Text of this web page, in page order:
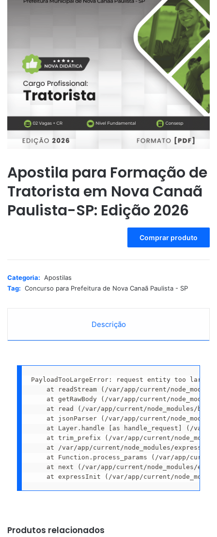
Apostila para Formação de
Tratorista em Nova Canaã
Paulista-SP: Edição 2026
Comprar produto
Categoria: Apostilas
Tag: Concurso para Prefeitura de Nova Canaã Paulista - SP
Descrição
PayloadTooLargeError: request entity too large
at readStream (/var/app/current/
at getRawBody (/var/app/current/
at read (/var/app/current/node_modules/
at jsonParser (/var/app/current/
at Layer.handle [as handle_request] (/var/
at trim_prefix (/var/app/current/
at /var/app/current/node_modules/express/
at Function.process_params (/var/app/
at next (/var/app/current/node_modules/
at expressInit (/var/app/current/
Produtos relacionados